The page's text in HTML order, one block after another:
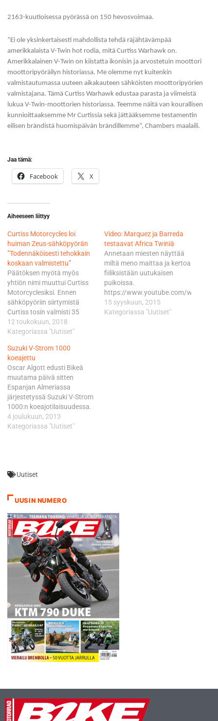
2163-kuutioisessa pyörässä on 150 hevosvoimaa.
”Ei ole yksinkertaisesti mahdollista tehdä räjähtävämpää
amerikkalaista V-Twin hot rodia, mitä Curtiss Warhawk on.
Amerikkalainen V-Twin on kiistatta ikonisin ja arvostetuin moottori
moottoripyöräilyn historiassa. Me olemme nyt kuitenkin
valmistautumassa uuteen aikakauteen sähköisten moottoripyörien
valmistajana. Tämä Curtiss Warhawk edustaa parasta ja viimeistä
lukua V-Twin-moottorien historiassa. Teemme näitä van kourallisen
kunnioittaaksemme Mr Curtissia sekä jättääksemme testamentin
eilisen brändistä huomispäivän brändillemme”, Chambers maalaili.
Jaa tämä:
Facebook X
Aiheeseen liittyy
Curtiss Motorcycles loi
huiman Zeus-sähköpyörän
”Todennäköisesti tehokkain
koskaan valmistettu”
Päätöksen myötä myös
yhtiön nimi muuttui Curtiss
Motorcyclesiksi. Ennen
sähköpyöriin siirtymistä
Curtiss tosin valmisti 35
kappaleen erän Curtiss
Warhawkia, joka oli
ensimmäisen V-Twin-pyörän
tekijälle Glenn Curtissille,
joka kehitteli moottoripyöriä
1900-luvun alkupuolella.
Pyörän hinnaksi tuli 105 000
euroa. Nyt Curtiss on
julkistanut ensimmäisen
sähköpyöränsä, Zeusin.
Siinä on Zero Motorcyclesin
12 toukokuun, 2018
Kategoriassa "Uutiset"
Video: Marquez ja Barreda
testaavat Africa Twiniä
Annetaan miesten näyttää
miltä meno maittaa ja kertoa
fiiliksistään uutukaisen
puikoissa.
https://www.youtube.com/watch?
v=dp2NJMbUyzg
https://www.youtube.com/watch?
15 syyskuun, 2015
Kategoriassa "Uutiset"
Suzuki V-Strom 1000
koeajettu
Oscar Algott edusti Bikeä
muutama päivä sitten
Espanjan Almeriassa
järjestetyssä Suzuki V-Strom
1000:n koeajotilaisuudessa.
Millainen lanseeraustilaisuus
oli? - Mielenkiintoinen! Ei ole
nähneet moneen vuoteen.
ovat osallistuneet uuden V-
Stromin kehitystyöhön,
olivat paikalla ja…
4 joulukuun, 2013
Kategoriassa "Uutiset"
Uutiset
UUSIN NUMERO